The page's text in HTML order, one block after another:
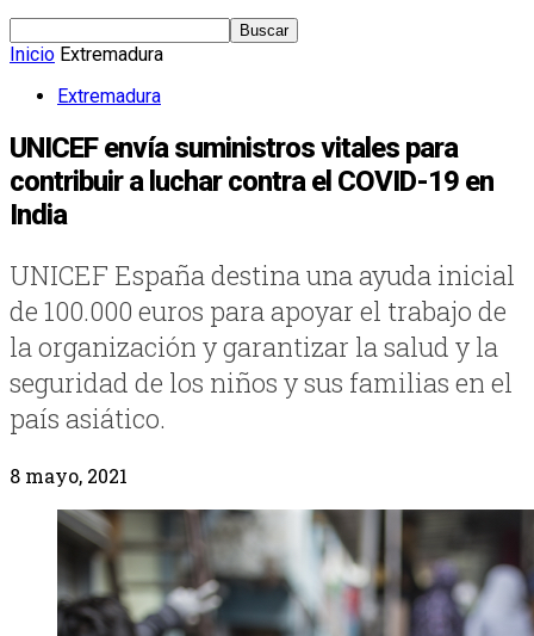
Inicio Extremadura
Extremadura
UNICEF envía suministros vitales para
contribuir a luchar contra el COVID-19 en
India
UNICEF España destina una ayuda inicial
de 100.000 euros para apoyar el trabajo de
la organización y garantizar la salud y la
seguridad de los niños y sus familias en el
país asiático.
8 mayo, 2021